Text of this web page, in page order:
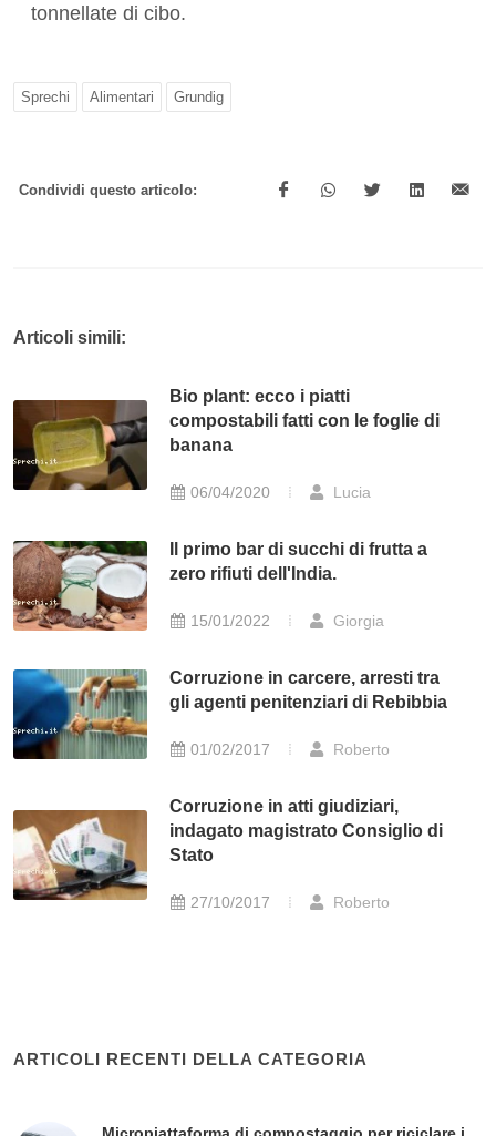
tonnellate di cibo.
Sprechi Alimentari Grundig
Condividi questo articolo:
Articoli simili:
Bio plant: ecco i piatti
compostabili fatti con le foglie di
banana
06/04/2020 Lucia
Il primo bar di succhi di frutta a
zero rifiuti dell'India.
15/01/2022 Giorgia
Corruzione in carcere, arresti tra
gli agenti penitenziari di Rebibbia
01/02/2017 Roberto
Corruzione in atti giudiziari,
indagato magistrato Consiglio di
Stato
27/10/2017 Roberto
ARTICOLI RECENTI DELLA CATEGORIA